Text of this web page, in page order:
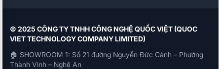
© 2025 CÔNG TY TNHH CÔNG NGHỆ QUỐC VIỆT (QUOC
VIET TECHNOLOGY COMPANY LIMITED)
🏠 SHOWROOM 1: Số 21 đường Nguyễn Đức Cảnh – Phường
Thành Vinh – Nghệ An